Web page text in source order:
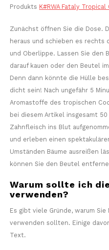
Produkts K#RWA Fataly
Zunächst öffnen Sie die Dose.
heraus und schieben es rechts
und Oberlippe. Lassen Sie den
darauf kauen oder den Beutel
Denn dann könnte die Hülle
dicht sein! Nach ungefähr 5
Aromastoffe des tropischen
bei diesem Artikel insgesamt
Zahnfleisch ins Blut
und erleben einen
Umständen Bäume ausreißen
können Sie den Beutel
Warum sollte ich
verwenden?
Es gibt viele Gründe, warum
verwenden sollten. Einige
Text.